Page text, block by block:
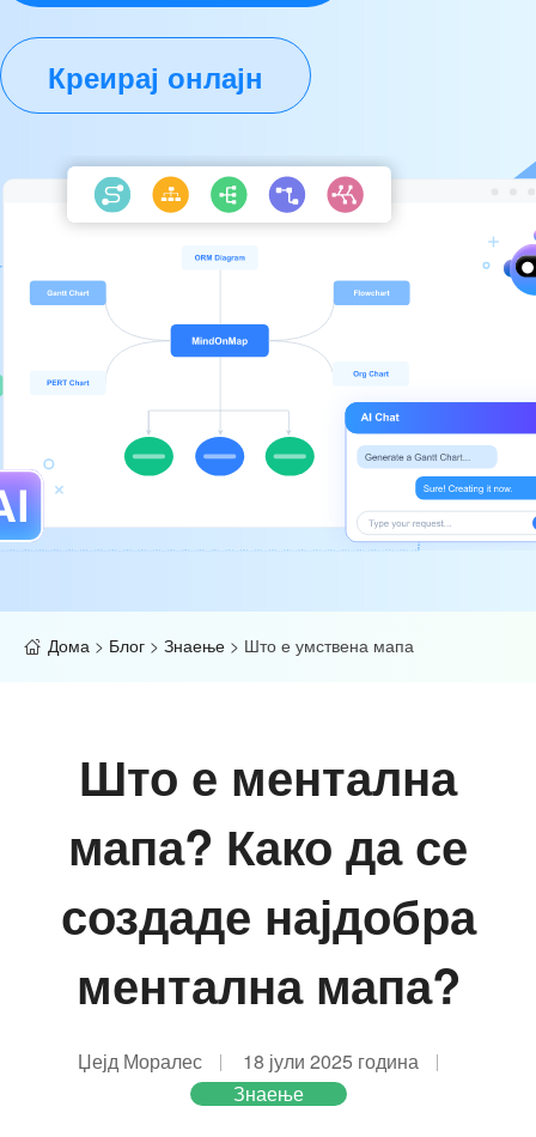
Креирај онлајн
Дома > Блог > Знаење > Што е умствена мапа
Што е ментална
мапа? Како да се
создаде најдобра
ментална мапа?
Џејд Моралес
18 јули 2025 година
Знаење